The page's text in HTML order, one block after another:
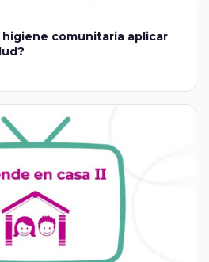
higiene comunitaria aplicar